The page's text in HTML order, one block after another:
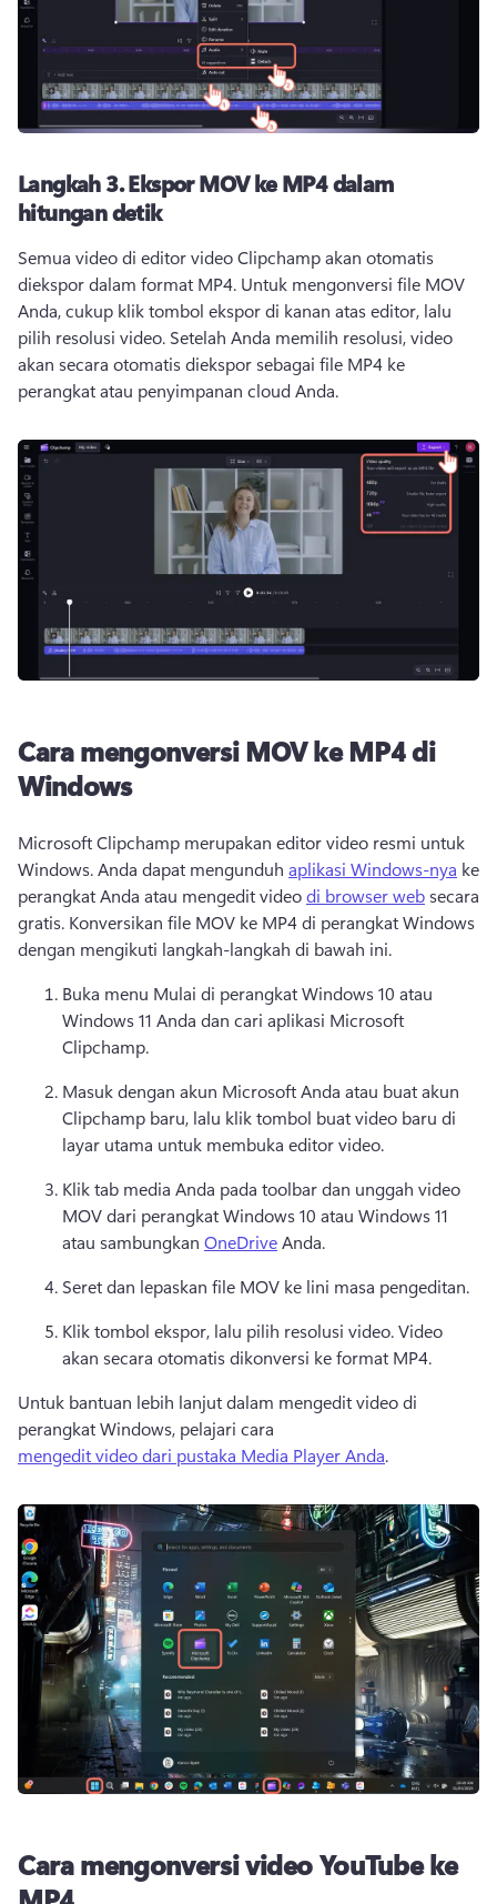
Langkah 3.Ekspor MOV ke MP4 dalam
hitungan detik
Semua video di editor video Clipchamp akan otomatis
diekspor dalam format MP4. Untuk mengonversi file MOV
Anda, cukup klik tombol ekspor di kanan atas editor, lalu
pilih resolusi video. Setelah Anda memilih resolusi, video
akan secara otomatis diekspor sebagai file MP4 ke
perangkat atau penyimpanan cloud Anda.
Cara mengonversi MOV ke MP4 di
Windows
Microsoft Clipchamp merupakan editor video resmi untuk
Windows. Anda dapat mengunduh aplikasi Windows-nya ke
perangkat Anda atau mengedit video di browser web secara
gratis. Konversikan file MOV ke MP4 di perangkat Windows
dengan mengikuti langkah-langkah di bawah ini.
Buka menu Mulai di perangkat Windows 10 atau
Windows 11 Anda dan cari aplikasi Microsoft
Clipchamp.
Masuk dengan akun Microsoft Anda atau buat akun
Clipchamp baru, lalu klik tombol buat video baru di
layar utama untuk membuka editor video.
Klik tab media Anda pada toolbar dan unggah video
MOV dari perangkat Windows 10 atau Windows 11
atau sambungkan OneDrive Anda.
Seret dan lepaskan file MOV ke lini masa pengeditan.
Klik tombol ekspor, lalu pilih resolusi video. Video
akan secara otomatis dikonversi ke format MP4.
Untuk bantuan lebih lanjut dalam mengedit video di
perangkat Windows, pelajari cara
mengedit video dari pustaka Media Player Anda.
Cara mengonversi video YouTube ke